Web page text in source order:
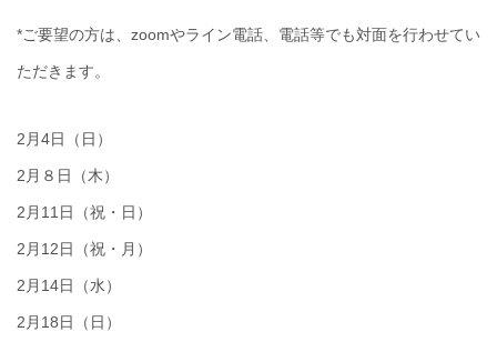
*ご要望の方は、zoomやライン電話、電話等でも対面を行わせてい
ただきます。
2月4日（日）
2月８日（木）
2月11日（祝・日）
2月12日（祝・月）
2月14日（水）
2月18日（日）